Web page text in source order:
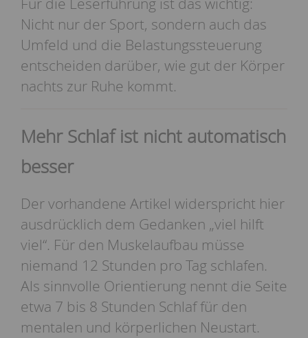
Nicht nur der Sport, sondern auch das
Umfeld und die Belastungssteuerung
entscheiden darüber, wie gut der Körper
nachts zur Ruhe kommt.
Mehr Schlaf ist nicht automatisch
besser
Der vorhandene Artikel widerspricht hier
ausdrücklich dem Gedanken „viel hilft
viel“. Für den Muskelaufbau müsse
niemand 12 Stunden pro Tag schlafen.
Als sinnvolle Orientierung nennt die Seite
etwa 7 bis 8 Stunden Schlaf für den
mentalen und körperlichen Neustart.